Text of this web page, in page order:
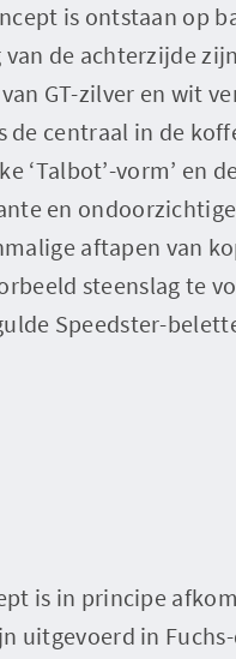
is ontstaan op
de achterzijde
GT-zilver en wit
de centraal in de
‘Talbot’-vorm’ en
en
aftapen van
steenslag te
Speedster-
is in principe
uitgevoerd in